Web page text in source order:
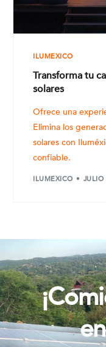
ILUMEXICO
Transforma tu
solares
Ofrece una
Elimina los
solares con
confiable.
ILUMEXICO JULIO